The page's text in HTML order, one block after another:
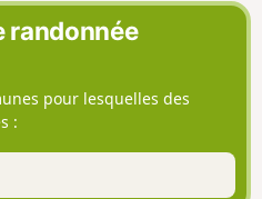
randonnée
pour lesquelles des
: